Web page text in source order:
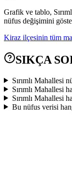
Grafik ve tablo,
nüfus değişimini
Kiraz ilçesinin tüm
SIKÇA
Sırımlı Mahallesi
Sırımlı Mahallesi
Sırımlı Mahallesi
Bu nüfus verisi